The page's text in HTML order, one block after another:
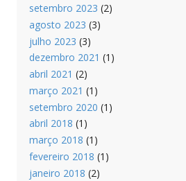
setembro 2023 (2)
agosto 2023 (3)
julho 2023 (3)
dezembro 2021 (1)
abril 2021 (2)
março 2021 (1)
setembro 2020 (1)
abril 2018 (1)
março 2018 (1)
fevereiro 2018 (1)
janeiro 2018 (2)